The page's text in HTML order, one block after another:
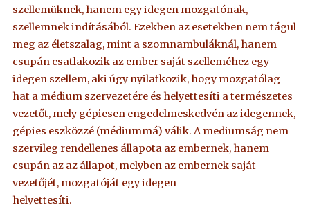
szellemüknek, hanem egy idegen mozgatónak,
szellemnek indításából. Ezekben az esetekben nem tágul
meg az életszalag, mint a szomnambuláknál, hanem
csupán csatlakozik az ember saját szelleméhez egy
idegen szellem, aki úgy nyilatkozik, hogy mozgatólag
hat a médium szervezetére és helyettesíti a természetes
vezetőt, mely gépiesen engedelmeskedvén az idegennek,
gépies eszközzé (médiummá) válik. A mediumság nem
szervileg rendellenes állapota az embernek, hanem
csupán az az állapot, melyben az embernek saját
vezetőjét, mozgatóját egy idegen
helyettesíti.